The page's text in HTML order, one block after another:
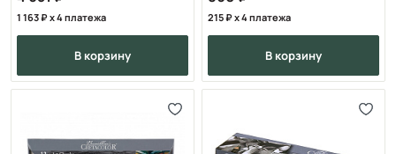
1 163 x 4 платежа
в корзину
215 x 4 платежа
в корзину